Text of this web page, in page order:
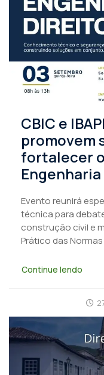
CBIC e
promovem
fortalecer
Evento reunirá
técnica para
construção civil e
Prático das
Continue lendo